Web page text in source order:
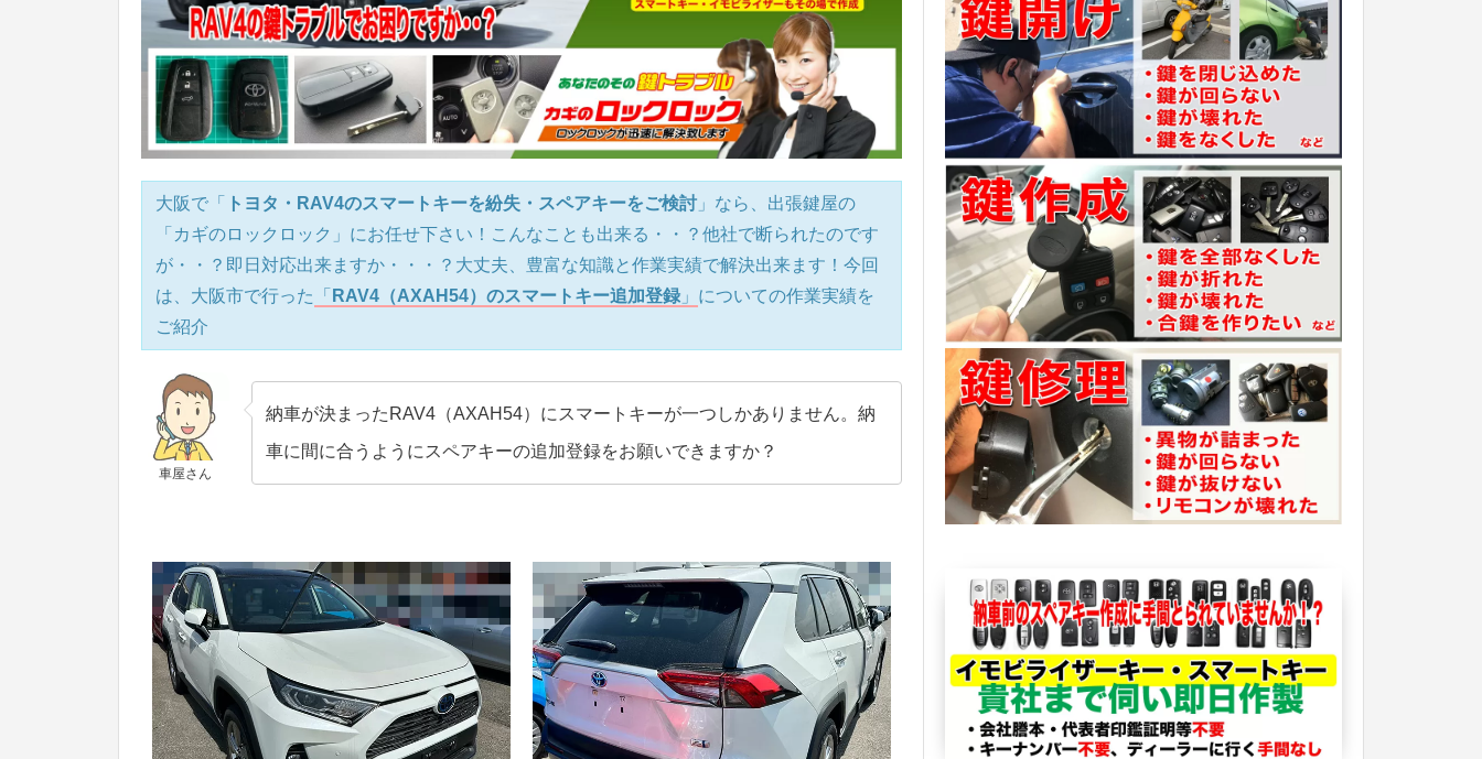
大阪で「 トヨタ・RAV4のスマートキーを紛失・スペアキーをご検討 」なら、出張鍵屋の
「カギのロックロック」にお任せ下さい！こんなことも出来る・・？他社で断られたのです
が・・？即日対応出来ますか・・・？大丈夫、豊富な知識と作業実績で解決出来ます！今回
は、大阪市で行った
「 RAV4（AXAH54）のスマートキー追加登録 」 についての作業実績を
ご紹介
車屋さん
納車が決まったRAV4（AXAH54）にスマートキーが一つしかありません。納
車に間に合うようにスペアキーの追加登録をお願いできますか？